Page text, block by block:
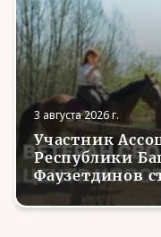
3 августа 2026 г.
Участник
Республики
Фаузетдинов
телеканала
Николаем